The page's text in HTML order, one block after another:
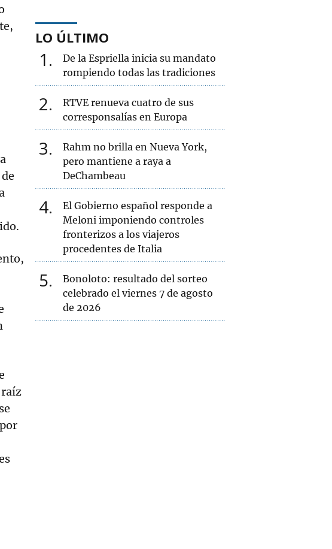
raíz
LO ÚLTIMO
1
De la Espriella inicia su mandato
rompiendo todas las tradiciones
2
RTVE renueva cuatro de sus
corresponsalías en Europa
3
Rahm no brilla en Nueva York,
pero mantiene a raya a
DeChambeau
4
El Gobierno español responde a
Meloni imponiendo controles
fronterizos a los viajeros
procedentes de Italia
5
Bonoloto: resultado del sorteo
celebrado el viernes 7 de agosto
de 2026